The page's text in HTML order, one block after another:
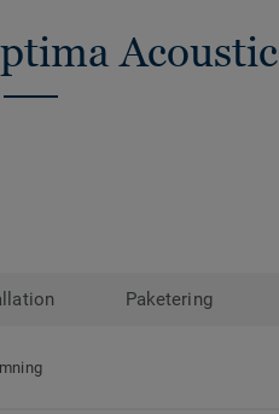
Acoustic
Paketering